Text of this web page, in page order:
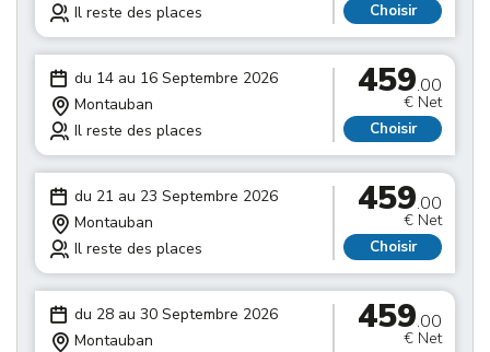
Il reste des places
Choisir
du 14 au 16 Septembre 2026
Montauban
Il reste des places
459.00
€ Net
Choisir
du 21 au 23 Septembre 2026
Montauban
Il reste des places
459.00
€ Net
Choisir
du 28 au 30 Septembre 2026
Montauban
459.00
€ Net